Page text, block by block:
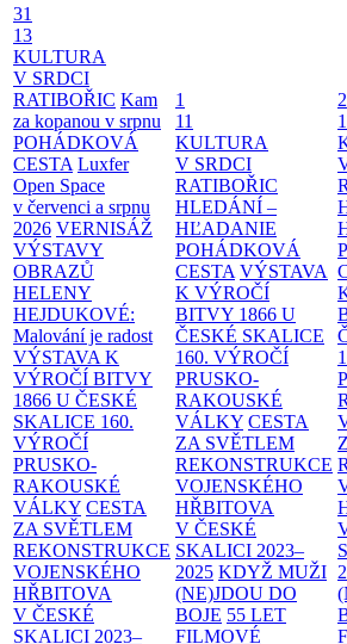
31
13
KULTURA
V SRDCI
RATIBOŘIC Kam
za kopanou v srpnu
POHÁDKOVÁ
CESTA Luxfer
Open Space
v červenci a srpnu
2026 VERNISÁŽ
VÝSTAVY
OBRAZŮ
HELENY
HEJDUKOVÉ:
Malování je radost
VÝSTAVA K
VÝROČÍ BITVY
1866 U ČESKÉ
SKALICE 160.
VÝROČÍ
PRUSKO-
RAKOUSKÉ
VÁLKY CESTA
ZA SVĚTLEM
REKONSTRUKCE
VOJENSKÉHO
HŘBITOVA
V ČESKÉ
SKALICI 2023–
1
11
KULTURA
V SRDCI
RATIBOŘIC
HLEDÁNÍ –
HĽADANIE
POHÁDKOVÁ
CESTA VÝSTAVA
K VÝROČÍ
BITVY 1866 U
ČESKÉ SKALICE
160. VÝROČÍ
PRUSKO-
RAKOUSKÉ
VÁLKY CESTA
ZA SVĚTLEM
REKONSTRUKCE
VOJENSKÉHO
HŘBITOVA
V ČESKÉ
SKALICI 2023–
2025 KDYŽ MUŽI
(NE)JDOU DO
BOJE 55 LET
FILMOVÉ
2